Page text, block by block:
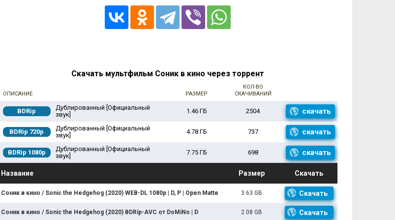
Скачать мультфильм Соник в кино через торрент
ОПИСАНИЕ РАЗМЕР
КОЛ-ВО
СКАЧИВАНИЙ
BDRip
Дублированный [Официальный
звук]
1.46 ГБ 2504 скачать
BDRip 720p
Дублированный [Официальный
звук]
4.78 ГБ 737 скачать
BDRip 1080p
Дублированный [Официальный
звук]
7.75 ГБ 698 скачать
Название Размер Скачать
Соник в кино / Sonic the Hedgehog (2020) WEB-DL 1080p | D, P | Open Matte 3.63 GB Скачать
Соник в кино / Sonic the Hedgehog (2020) BDRip-AVC от DoMiNo | D 2.08 GB Скачать